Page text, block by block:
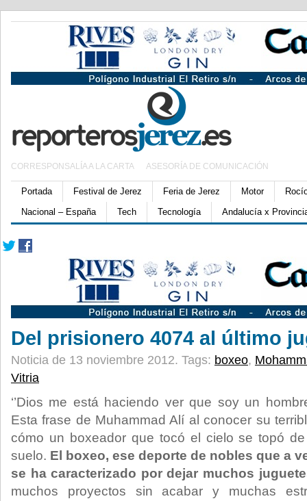
CORRESPONSALÍA A LA CARTA ASESORÍA DE COMUNICACIÓN
Portada Festival de Jerez Feria de Jerez Motor
Nacional – España
Tech Tecnología Andalucía x
Del prisionero 4074 al último
Noticia de 13 noviembre 2012. Tags: boxeo,
Vitria
‘’Dios me está haciendo ver que soy un
Esta frase de Muhammad Alí al conocer su
cómo un boxeador que tocó el cielo se topó
suelo. El boxeo, ese deporte de nobles que a
se ha caracterizado por dejar muchos
muchos proyectos sin acabar y muchas